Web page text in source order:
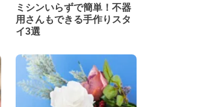
ミシンいらずで簡単！不器
用さんもできる手作りスタ
イ3選